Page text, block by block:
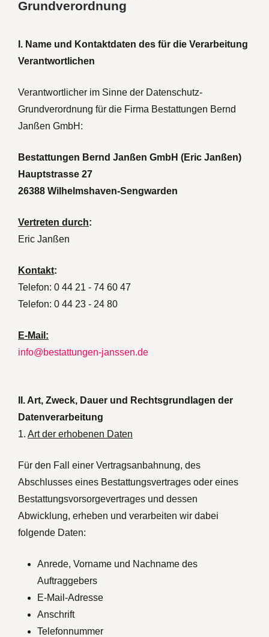
Grundverordnung
I. Name und Kontaktdaten des für die Verarbeitung
Verantwortlichen
Verantwortlicher im Sinne der Datenschutz-
Grundverordnung für die Firma Bestattungen Bernd
Janßen GmbH:
Bestattungen Bernd Janßen GmbH (Eric Janßen)
Hauptstrasse 27
26388 Wilhelmshaven-Sengwarden
Vertreten durch:
Eric Janßen
Kontakt:
Telefon: 0 44 21 - 74 60 47
Telefon: 0 44 23 - 24 80
E-Mail:
info@bestattungen-janssen.de
II. Art, Zweck, Dauer und Rechtsgrundlagen der
Datenverarbeitung
1. Art der erhobenen Daten
Für den Fall einer Vertragsanbahnung, des
Abschlusses eines Bestattungsvertrages oder eines
Bestattungsvorsorgevertrages und dessen
Abwicklung, erheben und verarbeiten wir dabei
folgende Daten:
Anrede, Vorname und Nachname des
Auftraggebers
E-Mail-Adresse
Anschrift
Telefonnummer